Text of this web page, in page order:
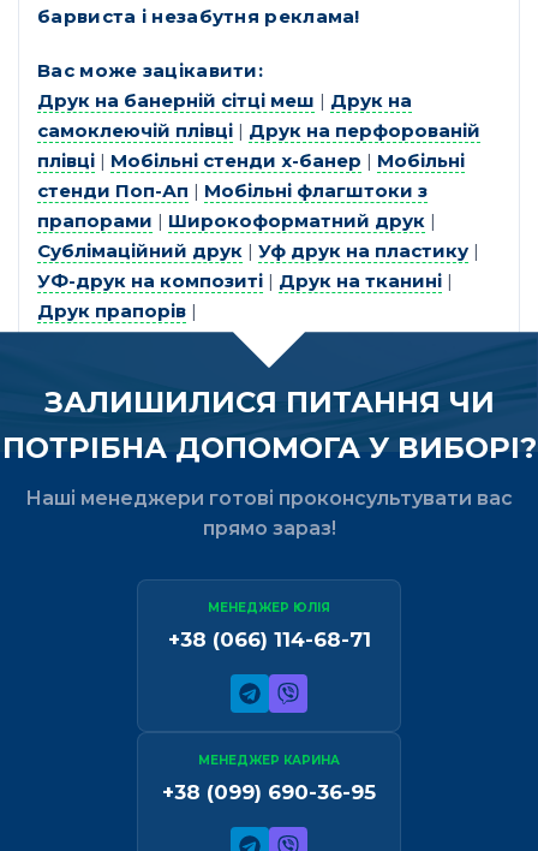
барвиста і незабутня реклама!
Вас може зацікавити:
Друк на банерній сітці меш | Друк на
самоклеючій плівці | Друк на перфорованій
плівці | Мобільні стенди х-банер | Мобільні
стенди Поп-Ап | Мобільні флагштоки з
прапорами | Широкоформатний друк |
Сублімаційний друк | Уф друк на пластику |
УФ-друк на композиті | Друк на тканині |
Друк прапорів |
ЗАЛИШИЛИСЯ ПИТАННЯ ЧИ
ПОТРІБНА ДОПОМОГА У ВИБОРІ?
Наші менеджери готові проконсультувати вас
прямо зараз!
МЕНЕДЖЕР ЮЛІЯ
+38 (066) 114-68-71
МЕНЕДЖЕР КАРИНА
+38 (099) 690-36-95